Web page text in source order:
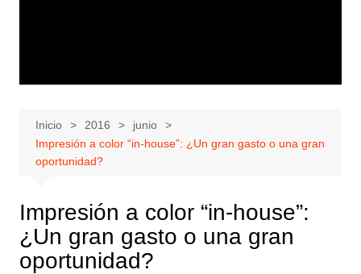
Inicio 2016
junio
Impresión a color “in-house”: ¿Un gran gasto o una gran
oportunidad?
Impresión a color “in-house”:
¿Un gran gasto o una gran
oportunidad?